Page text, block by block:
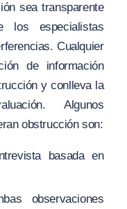
sea transparente
los especialistas
Cualquier
de información
y conlleva la
Algunos
obstrucción son:
basada en
observaciones